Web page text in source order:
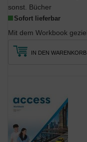
sonst. Bücher
Sofort lieferbar
IN DEN WARENKORB